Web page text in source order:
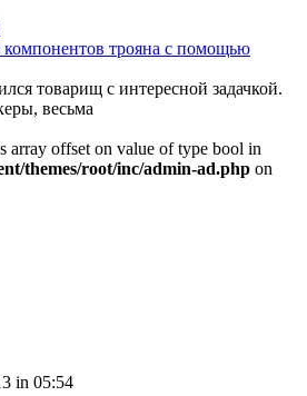
трояна с помощью
товарищ с интересной задачкой.
весьма
array offset on value of type bool in
themes/root/inc/admin-ad.php on
in 05:54